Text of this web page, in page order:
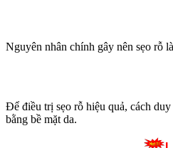
Nguyên nhân chính gây nên sẹo rỗ
Để điều trị sẹo rỗ hiệu quả, cách
bằng bề mặt da.